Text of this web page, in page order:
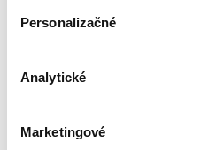
Personalizačné
Analytické
Marketingové